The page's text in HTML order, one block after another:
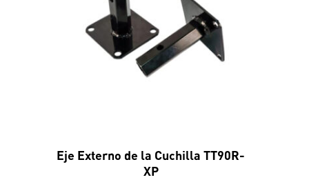
Eje Externo de la Cuchilla TT90R-
XP